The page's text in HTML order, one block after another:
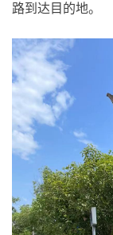
路到达目的地。